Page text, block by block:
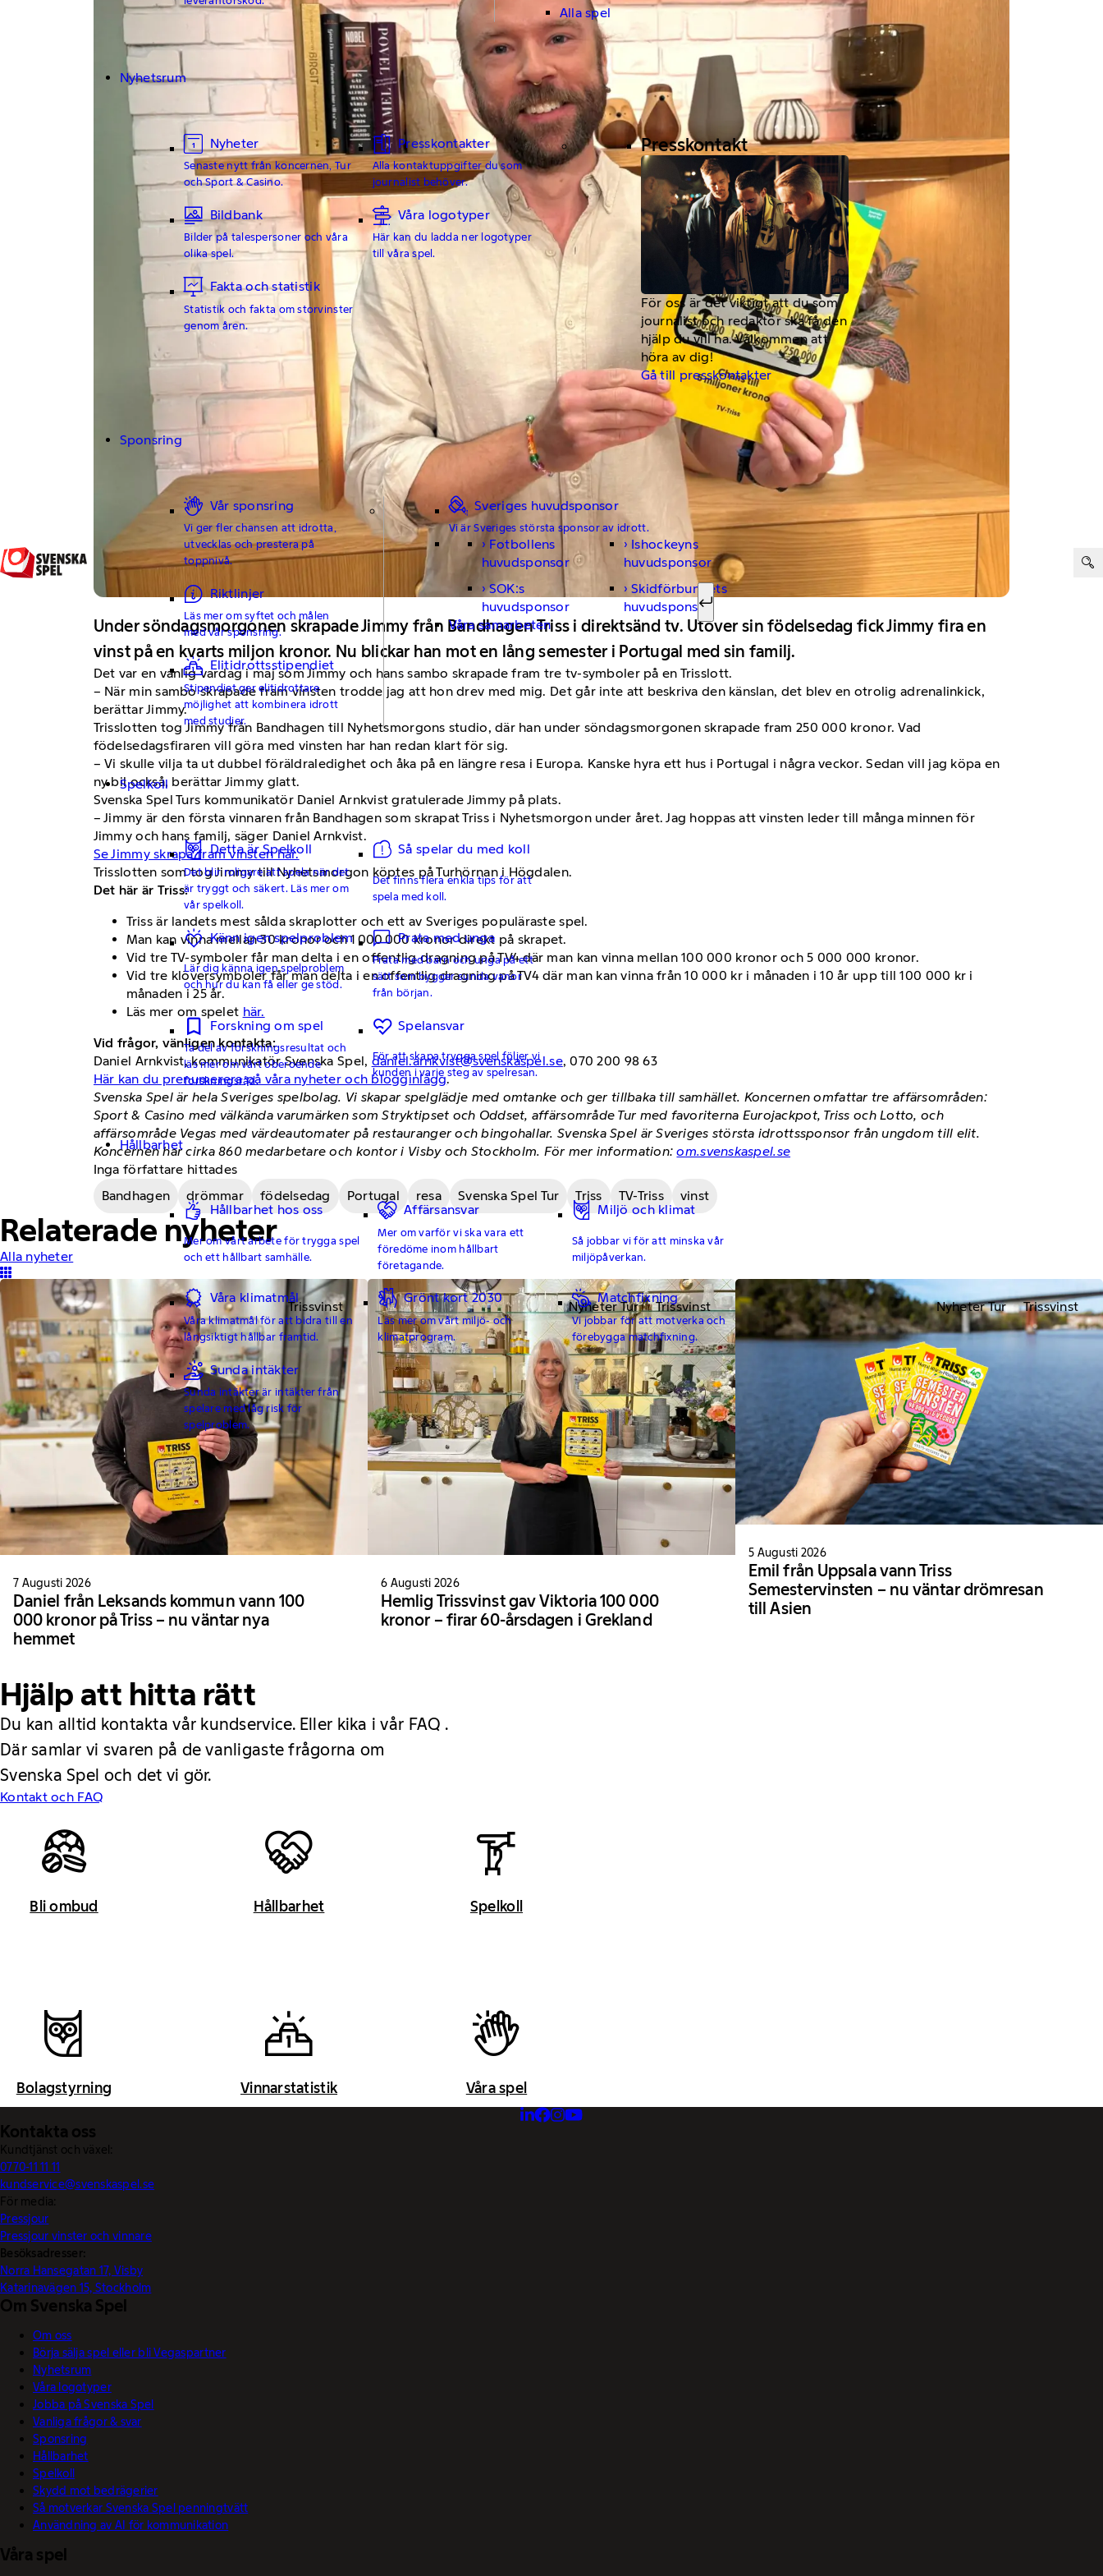
Alla spel
Nyhetsrum
Nyheter
Senaste nytt från koncernen, Tur
och Sport & Casino.
Presskontakter
Alla kontaktuppgifter du som
journalist behöver.
Bildbank
Bilder på talespersoner och våra
olika spel.
Våra logotyper
Här kan du ladda ner logotyper
till våra spel.
Fakta och statistik
Statistik och fakta om storvinster
genom åren.
Presskontakt
För oss är det viktigt att du som
journalist och redaktör ska få den
hjälp du vill ha. Välkommen att
höra av dig!
Gå till presskontakter
Sponsring
Vår sponsring
Vi ger fler chansen att idrotta,
utvecklas och prestera på
toppnivå.
Riktlinjer
Läs mer om syftet och målen
med vår sponsring.
Elitidrottsstipendiet
Stipendiet ger elitidrottare
möjlighet att kombinera idrott
med studier.
Sveriges huvudsponsor
Vi är Sveriges största sponsor av idrott.
Fotbollens
huvudsponsor
Ishockeyns
huvudsponsor
SOK:s
huvudsponsor
Skidförbundets
huvudsponsor
Våra samarbeten
Spelkoll
Detta är Spelkoll
Det blir roligare att spela när det
är tryggt och säkert. Läs mer om
vår spelkoll.
Så spelar du med koll
Det finns flera enkla tips för att
spela med koll.
Känn igen spelproblem
Lär dig känna igen spelproblem
och hur du kan få eller ge stöd.
Prata med unga
Prata med barn och unga på ett
sätt som bygger sunda vanor
från början.
Forskning om spel
Ta del av forskningsresultat och
läs mer om vårt oberoende
forskningsråd.
Spelansvar
För att skapa trygga spel följer vi
kunden i varje steg av spelresan.
Hållbarhet
Hållbarhet hos oss
Mer om vårt arbete för trygga spel
och ett hållbart samhälle.
Affärsansvar
Mer om varför vi ska vara ett
föredöme inom hållbart
företagande.
Miljö och klimat
Så jobbar vi för att minska vår
miljöpåverkan.
Våra klimatmål
Våra klimatmål för att bidra till en
långsiktigt hållbar framtid.
Grönt kort 2030
Läs mer om vårt miljö- och
klimatprogram.
Matchfixning
Vi jobbar för att motverka och
förebygga matchfixning.
Sunda intäkter
Sunda intäkter är intäkter från
spelare med låg risk för
spelproblem.
Sök efter:
Under söndagsmorgonen skrapade Jimmy från Bandhagen Triss i direktsänd tv. Utöver sin födelsedag fick Jimmy fira en
vinst på en kvarts miljon kronor. Nu blickar han mot en lång semester i Portugal med sin familj.
Det var en vanlig vardag i maj som Jimmy och hans sambo skrapade fram tre tv-symboler på en Trisslott.
– När min sambo skrapade fram vinsten trodde jag att hon drev med mig. Det går inte att beskriva den känslan, det blev en otrolig adrenalinkick,
berättar Jimmy.
Trisslotten tog Jimmy från Bandhagen till Nyhetsmorgons studio, där han under söndagsmorgonen skrapade fram 250 000 kronor. Vad
födelsedagsfiraren vill göra med vinsten har han redan klart för sig.
– Vi skulle vilja ta ut dubbel föräldraledighet och åka på en längre resa i Europa. Kanske hyra ett hus i Portugal i några veckor. Sedan vill jag köpa en
ny bil också, berättar Jimmy glatt.
Svenska Spel Turs kommunikatör Daniel Arnkvist gratulerade Jimmy på plats.
– Jimmy är den första vinnaren från Bandhagen som skrapat Triss i Nyhetsmorgon under året. Jag hoppas att vinsten leder till många minnen för
Jimmy och hans familj, säger Daniel Arnkvist.
Se Jimmy skrapa fram vinsten här.
Trisslotten som tog Jimmy till Nyhetsmorgon köptes på Turhörnan i Högdalen.
Det här är Triss:
Triss är landets mest sålda skraplotter och ett av Sveriges populäraste spel.
Man kan vinna mellan 30 kronor och 1 000 000 kronor direkt på skrapet.
Vid tre TV-symboler får man delta i en offentlig dragning på TV4 där man kan vinna mellan 100 000 kronor och 5 000 000 kronor.
Vid tre klöversymboler får man delta i en offentlig dragning på TV4 där man kan vinna från 10 000 kr i månaden i 10 år upp till 100 000 kr i
månaden i 25 år.
Läs mer om spelet här.
Vid frågor, vänligen kontakta:
Daniel Arnkvist, kommunikatör Svenska Spel, daniel.arnkvist@svenskaspel.se, 070 200 98 63
Här kan du prenumerera på våra nyheter och blogginlägg.
Svenska Spel är hela Sveriges spelbolag. Vi skapar spelglädje med omtanke och ger tillbaka till samhället. Koncernen omfattar tre affärsområden:
Sport & Casino med välkända varumärken som Stryktipset och Oddset, affärsområde Tur med favoriterna Eurojackpot, Triss och Lotto, och
affärsområde Vegas med värdeautomater på restauranger och bingohallar. Svenska Spel är Sveriges största idrottssponsor från ungdom till elit.
Koncernen har cirka 860 medarbetare och kontor i Visby och Stockholm. För mer information:om.svenskaspel.se
Inga författare hittades
Bandhagen
drömmar födelsedag Portugal resa Svenska Spel Tur Triss TV-Triss vinst
Relaterade nyheter
Alla nyheter
Trissvinst
7 Augusti 2026
Daniel från Leksands kommun vann 100
000 kronor på Triss – nu väntar nya
hemmet
Nyheter Tur Trissvinst
6 Augusti 2026
Hemlig Trissvinst gav Viktoria 100 000
kronor – firar 60-årsdagen i Grekland
Nyheter Tur Trissvinst
5 Augusti 2026
Emil från Uppsala vann Triss
Semestervinsten – nu väntar drömresan
till Asien
Hjälp att hitta rätt
Du kan alltid kontakta vår kundservice. Eller kika i vår FAQ .
Där samlar vi svaren på de vanligaste frågorna om
Svenska Spel och det vi gör.
Kontakt och FAQ
Bli ombud Hållbarhet Spelkoll
Bolagstyrning Vinnarstatistik Våra spel
Kontakta oss
Kundtjänst och växel:
0770-11 11 11
kundservice@svenskaspel.se
För media:
Pressjour
Pressjour vinster och vinnare
Besöksadresser:
Norra Hansegatan 17, Visby
Katarinavägen 15, Stockholm
Om Svenska Spel
Om oss
Börja sälja spel eller bli Vegaspartner
Nyhetsrum
Våra logotyper
Jobba på Svenska Spel
Vanliga frågor & svar
Sponsring
Hållbarhet
Spelkoll
Skydd mot bedrägerier
Så motverkar Svenska Spel penningtvätt
Användning av AI för kommunikation
Våra spel